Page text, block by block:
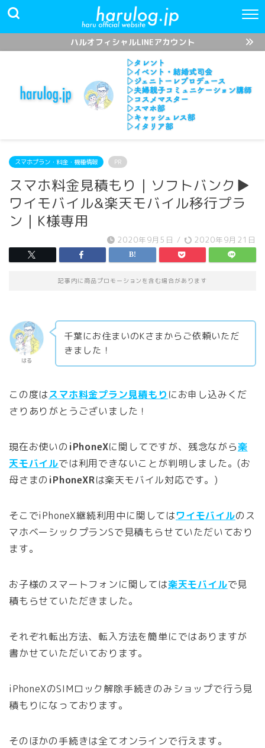
ハルオフィシャルLINEアカウント
スマホプラン・料金・機種情報 PR
スマホ料金見積もり｜ソフトバンク▶︎
ワイモバイル&楽天モバイル移行プラ
ン｜K様専用
2020年9月5日 / 2020年9月21日
記事内に商品プロモーションを含む場合があります
はる
千葉にお住まいのKさまからご依頼いただ
きました！
この度はスマホ料金プラン見積もり にお申し込みくだ
さりありがとうございました！
現在お使いのiPhoneXに関してですが、残念ながら楽
天モバイルでは利用できないことが判明しました。(お
母さまのiPhoneXRは楽天モバイル対応です。)
そこでiPhoneX継続利用中に関してはワイモバイルのス
マホベーシックプランSで見積もらせていただいており
ます。
お子様のスマートフォンに関しては楽天モバイルで見
積もらせていただきました。
それぞれ転出方法、転入方法を簡単にではありますが
書かせていただいております。
iPhoneXのSIMロック解除手続きのみショップで行う見
積もりになっております。
そのほかの手続きは全てオンラインで行えます。